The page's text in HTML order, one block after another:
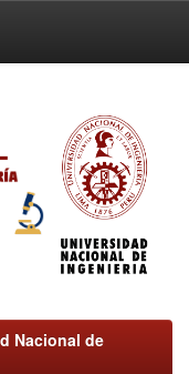
Nacional de